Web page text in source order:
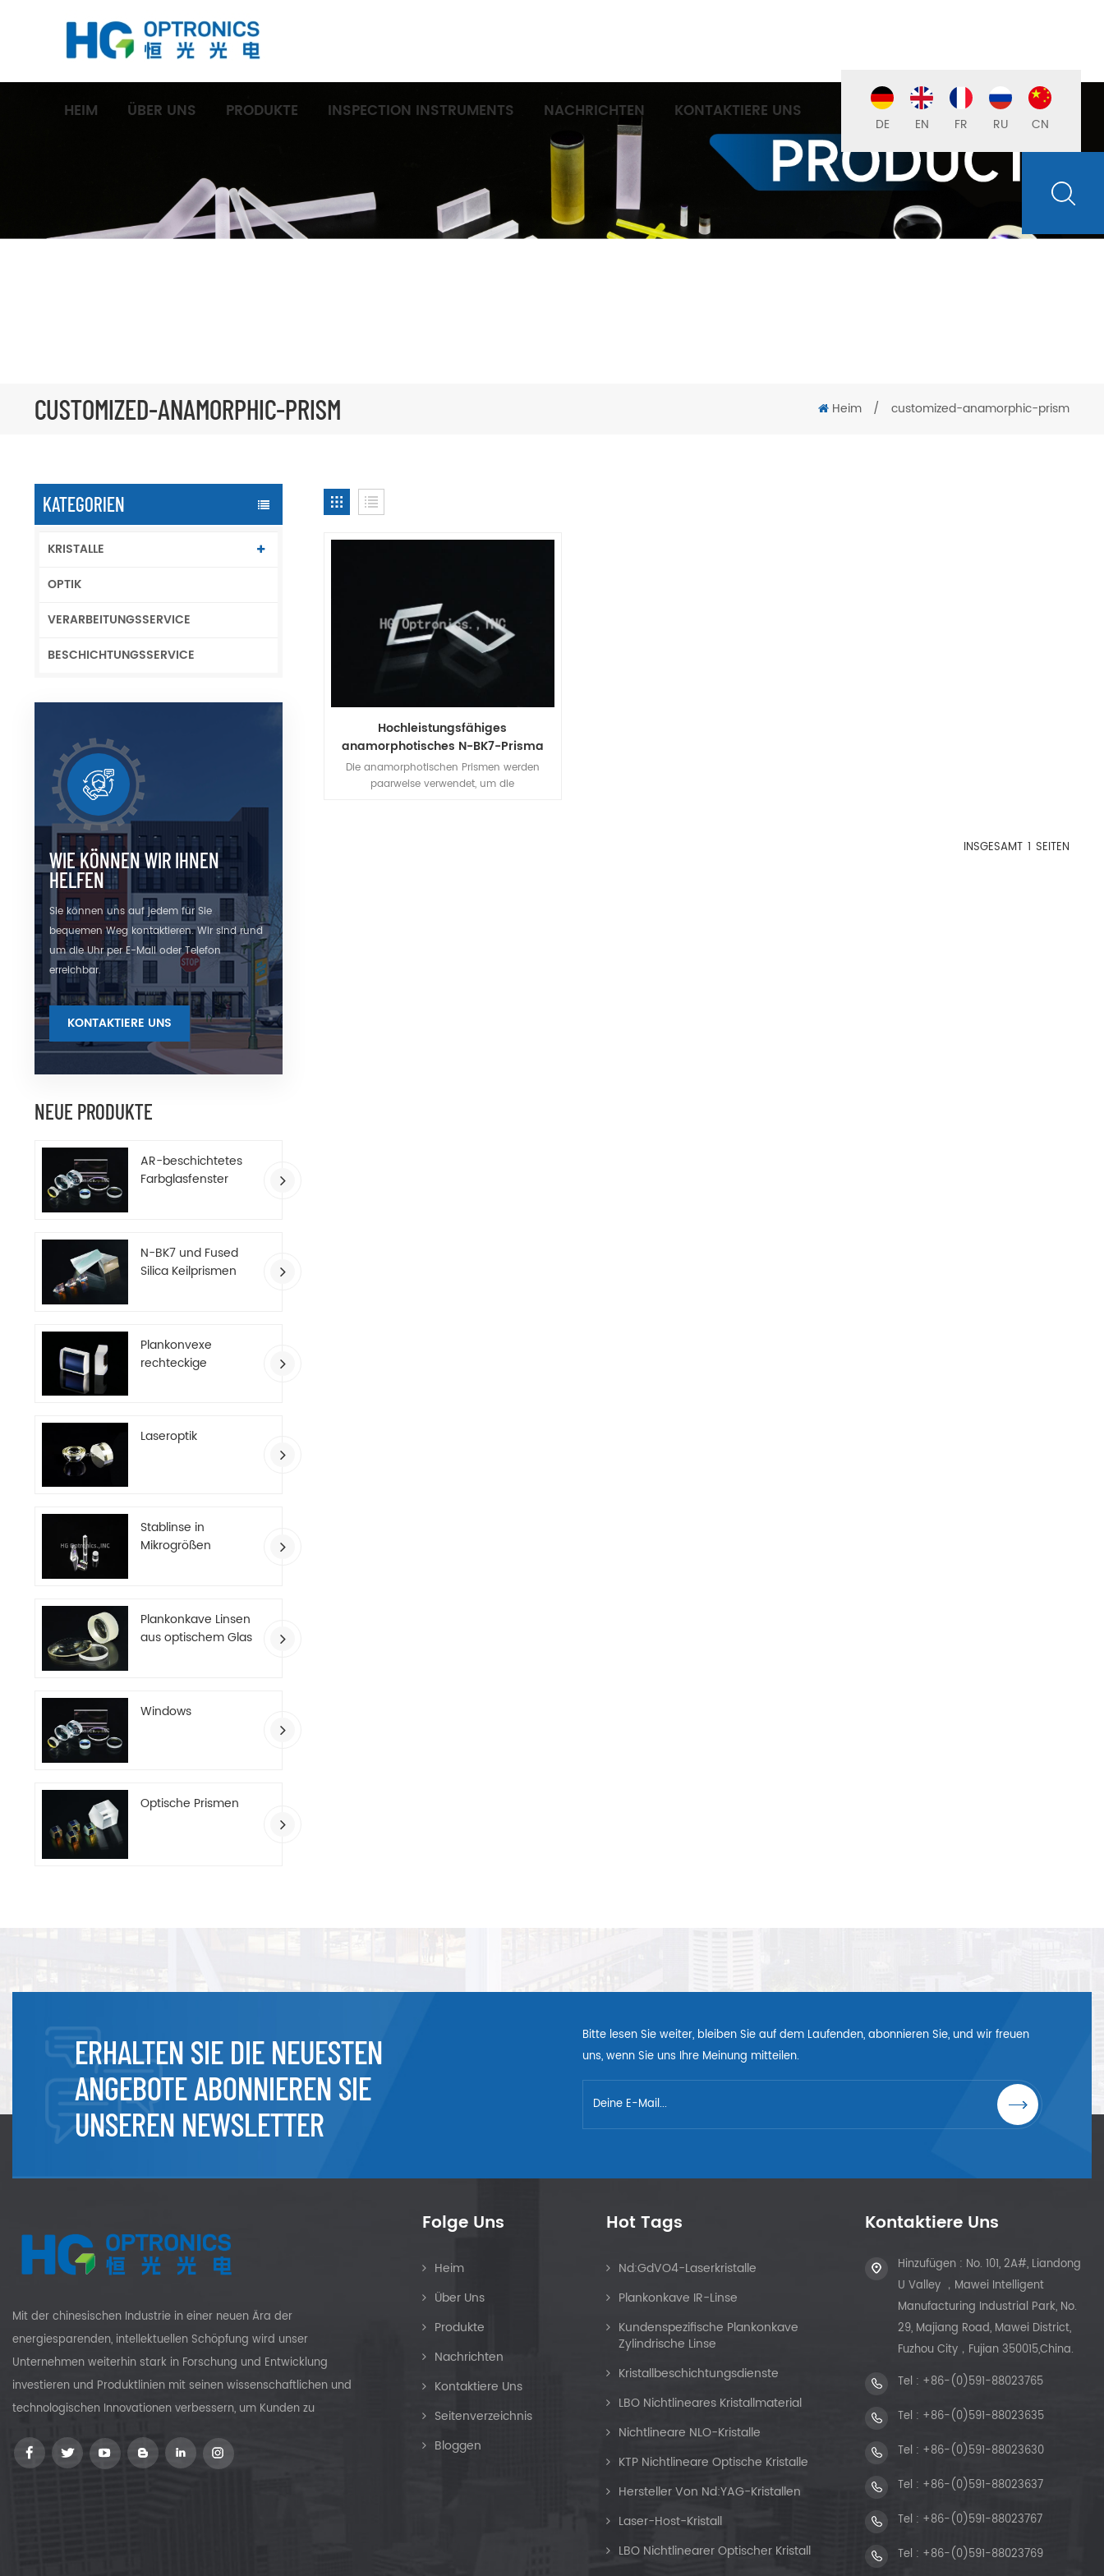
HEIM ÜBER UNS PRODUKTE INSPECTION INSTRUMENTS NACHRICHTEN KONTAKTIERE UNS
DE EN FR RU CN
CUSTOMIZED-ANAMORPHIC-PRISM Heim / customized-anamorphic-prism
KATEGORIEN
KRISTALLE
OPTIK
VERARBEITUNGSSERVICE
BESCHICHTUNGSSERVICE
WIE KÖNNEN WIR IHNEN
HELFEN
Sie können uns auf jedem für Sie
bequemen Weg kontaktieren. Wir sind rund
um die Uhr per E-Mail oder Telefon
erreichbar.
KONTAKTIERE UNS
NEUE PRODUKTE
AR-beschichtetes
Farbglasfenster
N-BK7 und Fused
Silica Keilprismen
Plankonvexe
rechteckige
Laseroptik
Stablinse in
Mikrogrößen
Plankonkave Linsen
aus optischem Glas
Windows
Optische Prismen
Hochleistungsfähiges
anamorphotisches N-BK7-Prisma
Die anamorphotischen Prismen werden
paarweise verwendet, um die
INSGESAMT 1 SEITEN
ERHALTEN SIE DIE NEUESTEN
ANGEBOTE ABONNIEREN SIE
UNSEREN NEWSLETTER
Bitte lesen Sie weiter, bleiben Sie auf dem Laufenden, abonnieren Sie, und wir freuen
uns, wenn Sie uns Ihre Meinung mitteilen.
Mit der chinesischen Industrie in einer neuen Ära der
energiesparenden, intellektuellen Schöpfung wird unser
Unternehmen weiterhin stark in Forschung und Entwicklung
investieren und Produktlinien mit seinen wissenschaftlichen und
technologischen Innovationen verbessern, um Kunden zu
Folge Uns
Heim
Über Uns
Produkte
Nachrichten
Kontaktiere Uns
Seitenverzeichnis
Bloggen
Hot Tags
Nd:GdVO4-Laserkristalle
Plankonkave IR-Linse
Kundenspezifische Plankonkave
Zylindrische Linse
Kristallbeschichtungsdienste
LBO Nichtlineares Kristallmaterial
Nichtlineare NLO-Kristalle
KTP Nichtlineare Optische Kristalle
Hersteller Von Nd:YAG-Kristallen
Laser-Host-Kristall
LBO Nichtlinearer Optischer Kristall
Kontaktiere Uns
Hinzufügen : No. 101, 2A#, Liandong
U Valley ，Mawei Intelligent
Manufacturing Industrial Park, No.
29, Majiang Road, Mawei District,
Fuzhou City，Fujian 350015,China.
Tel : +86-(0)591-88023765
Tel : +86-(0)591-88023635
Tel : +86-(0)591-88023630
Tel : +86-(0)591-88023637
Tel : +86-(0)591-88023767
Tel : +86-(0)591-88023769